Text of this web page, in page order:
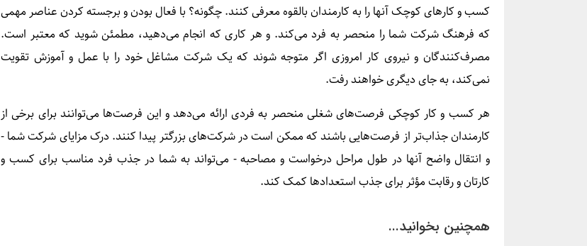
کسب و کارهای کوچک آنها را به کارمندان بالقوه معرفی کنند. چگونه؟ با فعال بودن و برجسته کردن عناصر مهمی
که فرهنگ شرکت شما را منحصر به فرد می‌کند. و هر کاری که انجام می‌دهید، مطمئن شوید که معتبر است.
مصرف‌کنندگان و نیروی کار امروزی اگر متوجه شوند که یک شرکت مشاغل خود را با عمل و آموزش تقویت
نمی‌کند، به جای دیگری خواهند رفت.
هر کسب و کار کوچکی فرصت‌های شغلی منحصر به فردی ارائه می‌دهد و این فرصت‌ها می‌توانند برای برخی از
کارمندان جذاب‌تر از فرصت‌هایی باشند که ممکن است در شرکت‌های بزرگتر پیدا کنند. درک مزایای شرکت شما -
و انتقال واضح آنها در طول مراحل درخواست و مصاحبه - می‌تواند به شما در جذب فرد مناسب برای کسب و
کارتان و رقابت مؤثر برای جذب استعدادها کمک کند.
همچنین بخوانید...